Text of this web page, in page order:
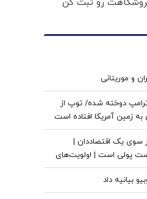
رو ثبت کن
و موریتانی
دوخته شده/ توپ از
زمین آمریکا افتاده است
سوی یک اقتصاددان |
پولی است | اولویت‌های
بیانیه داد